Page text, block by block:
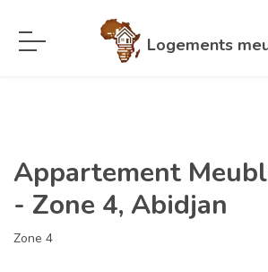
Logements
Appartement
- Zone 4, Abidjan
Zone 4